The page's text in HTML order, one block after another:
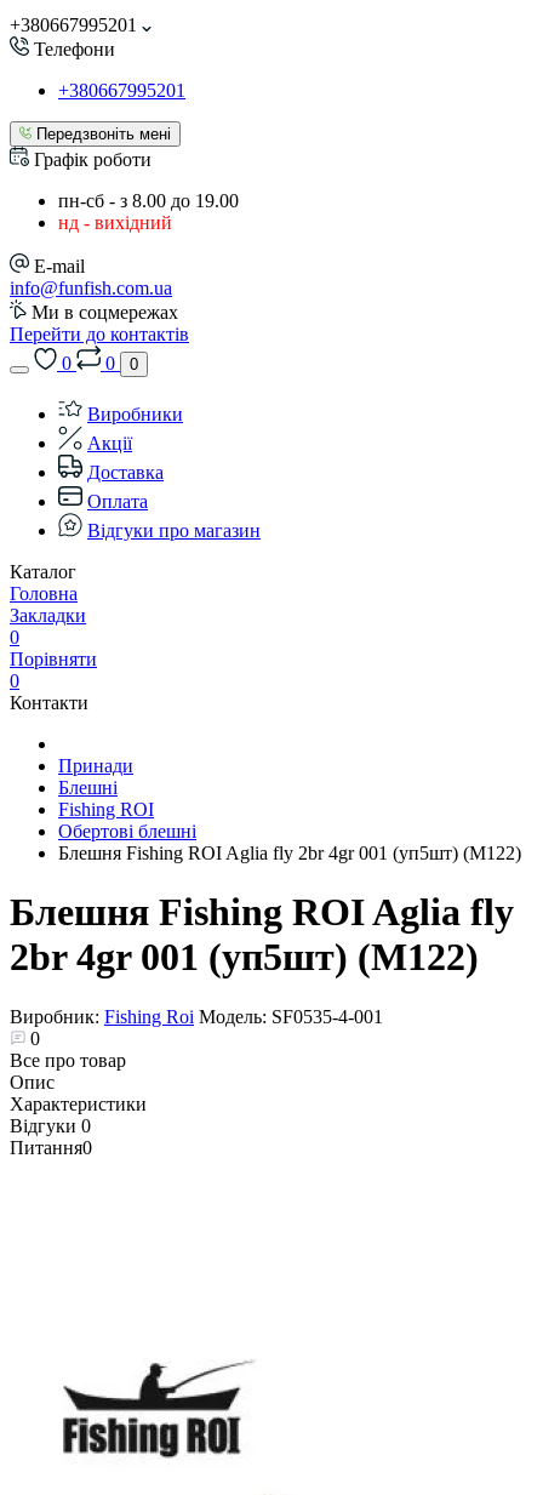
+380667995201
Телефони
+380667995201
Передзвоніть мені
Графік роботи
пн-сб - з 8.00 до 19.00
нд - вихідний
E-mail
info@funfish.com.ua
Ми в соцмережах
Перейти до контактів
0
0 0
Виробники
Акції
Доставка
Оплата
Відгуки про магазин
Каталог
Головна
Закладки
0
Порівняти
0
Контакти
Принади
Блешні
Fishing ROI
Обертові блешні
Блешня Fishing ROI Aglia fly 2br 4gr 001 (уп5шт) (M122)
Блешня Fishing ROI Aglia fly
2br 4gr 001 (уп5шт) (M122)
Виробник: Fishing Roi Модель: SF0535-4-001
0
Все про товар
Опис
Характеристики
Відгуки 0
Питання0